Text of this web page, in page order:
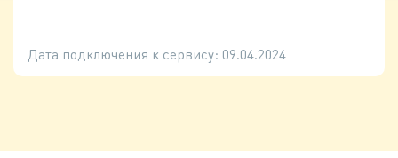
Дата подключения к сервису: 09.04.2024